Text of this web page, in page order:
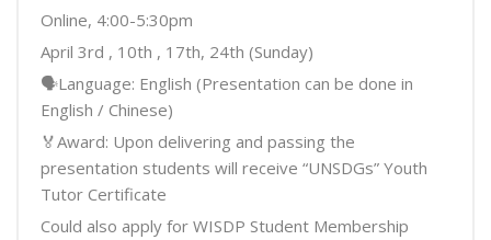
Online, 4:00-5:30pm
April 3rd , 10th , 17th, 24th (Sunday)
🗣Language: English (Presentation can be done in
English / Chinese)
🏅Award: Upon delivering and passing the
presentation students will receive “UNSDGs” Youth
Tutor Certificate
Could also apply for WISDP Student Membership